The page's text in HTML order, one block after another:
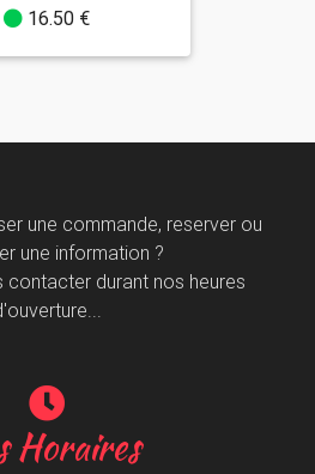
16.50 €
une commande, reserver ou
une information ?
contacter durant nos heures
Horaires